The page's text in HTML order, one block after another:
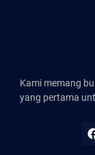
Kami memang
yang pertama